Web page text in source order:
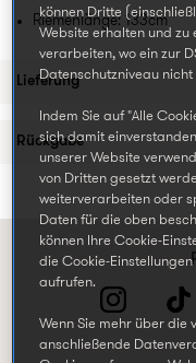
Riemenlänge: 133cm
Lieferung
Rückgabe
können Dritte
Website erhalten und zu
verarbeiten, wo ein zur
Datenschutzniveau
Indem Sie auf "Alle
sich damit
unserer Website
von Dritten gesetzt
weiterverarbeiten oder
Daten für die oben
können Ihre Cookie-
die Cookie-
aufrufen.
Wenn Sie mehr über die
anschließende